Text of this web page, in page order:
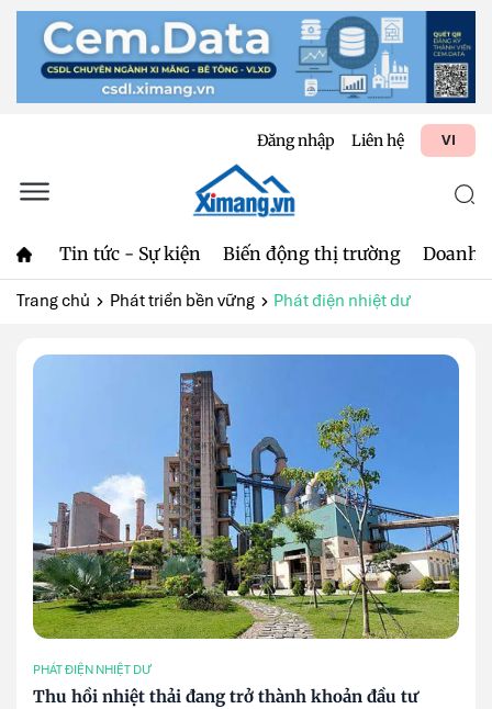
Đăng nhập Liên hệ VI
Tin tức - Sự kiện Biến động thị trường Doanh
Trang chủ Phát triển bền vững Phát điện nhiệt dư
PHÁT ĐIỆN NHIỆT DƯ
Thu hồi nhiệt thải đang trở thành khoản đầu tư